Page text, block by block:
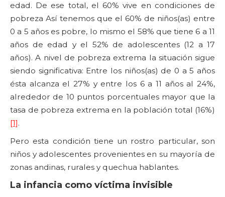
edad. De ese total, el 60% vive en condiciones de
pobreza Así tenemos que el 60% de niños(as) entre
0 a 5 años es pobre, lo mismo el 58% que tiene 6 a 11
años de edad y el 52% de adolescentes (12 a 17
años). A nivel de pobreza extrema la situación sigue
siendo significativa: Entre los niños(as) de 0 a 5 años
ésta alcanza el 27% y entre los 6 a 11 años al 24%,
alrededor de 10 puntos porcentuales mayor que la
tasa de pobreza extrema en la población total (16%)
[1].
Pero esta condición tiene un rostro particular, son
niños y adolescentes provenientes en su mayoría de
zonas andinas, rurales y quechua hablantes.
La infancia como víctima invisible